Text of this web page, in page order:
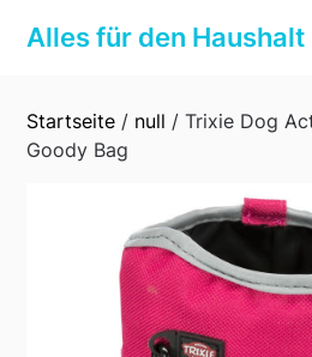
Alles für den Haushalt
Startseite / null / Trixie Dog
Goody Bag